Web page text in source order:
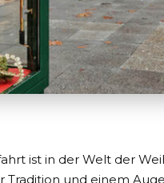
ist in der Welt der
Tradition und einem